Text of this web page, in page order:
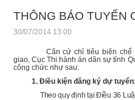
THÔNG BÁO TUYỂN
30/07/2014 13:00
Căn cứ chỉ tiêu biên
giao, Cục Thi hành án dân sự tỉnh
công chức như sau:
1. Điều kiện đăng ký dự tuyển:
Theo quy định tại Điều 36